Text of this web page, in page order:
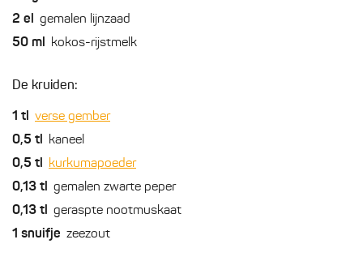
2 el gemalen lijnzaad
50 ml kokos-rijstmelk
De kruiden:
1 tl verse gember
0,5 tl kaneel
0,5 tl kurkumapoeder
0,13 tl gemalen zwarte peper
0,13 tl geraspte nootmuskaat
1 snuifje zeezout